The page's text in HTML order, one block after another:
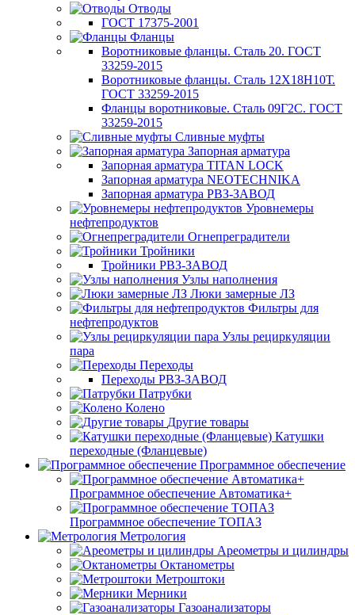
Отводы
ГОСТ 17375-2001
Фланцы
Воротниковые фланцы. Сталь 20. ГОСТ
33259-2015
Воротниковые фланцы. Сталь 12Х18Н10Т.
ГОСТ 33259-2015
Фланцы воротниковые. Сталь 09Г2С. ГОСТ
33259-2015
Сливные муфты
Запорная арматура
Запорная арматура TITAN LOCK
Запорная арматура NEOTECHNIKA
Запорная арматура РВЗ-ЗАВОД
Уровнемеры
нефтепродуктов
Огнепреградители
Тройники
Тройники РВЗ-ЗАВОД
Узлы наполнения
Люки замерные ЛЗ
Фильтры для
нефтепродуктов
Узлы рециркуляции
пара
Переходы
Переходы РВЗ-ЗАВОД
Патрубки
Колено
Другие товары
Катушки
переходные (Фланцевые)
Программное обеспечение
Программное обеспечение Автоматика+
Программное обеспечение ТОПАЗ
Метрология
Ареометры и цилиндры
Октанометры
Метроштоки
Мерники
Газоанализаторы